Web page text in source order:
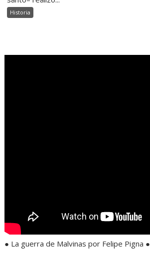
Historia
● La guerra de Malvinas por Felipe Pigna ●